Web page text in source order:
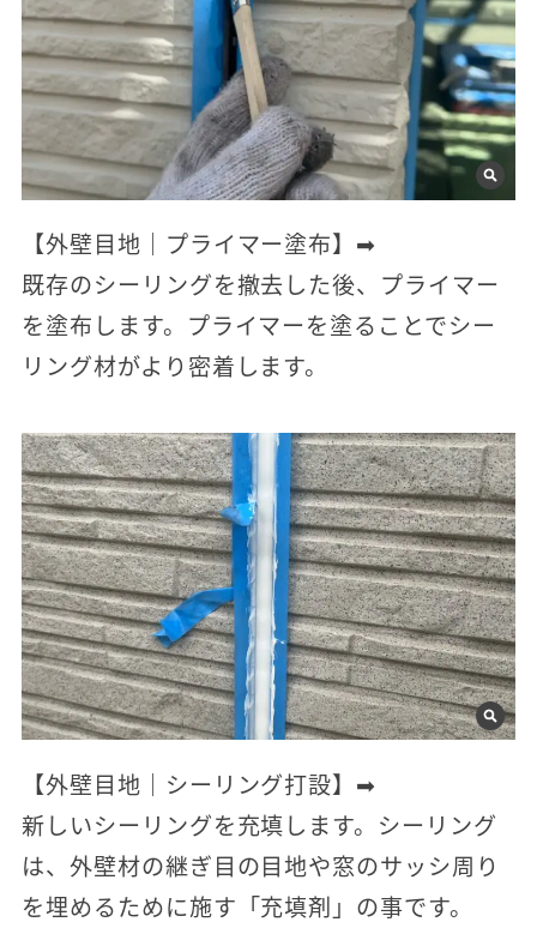
【外壁目地｜プライマー塗布】➡
既存のシーリングを撤去した後、プライマー
を塗布します。プライマーを塗ることでシー
リング材がより密着します。
【外壁目地｜シーリング打設】➡
新しいシーリングを充填します。シーリング
は、外壁材の継ぎ目の目地や窓のサッシ周り
を埋めるために施す「充填剤」の事です。